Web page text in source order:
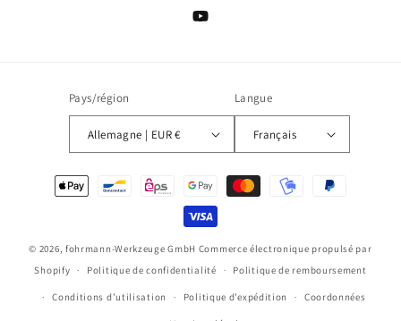
YouTube
Pays/région
Allemagne | EUR €
Langue
Français
Moyens
© 2026, fohrmann-Werkzeuge GmbH Commerce électronique propulsé par
Shopify
Politique de confidentialité Politique de remboursement
Conditions d’utilisation Politique d’expédition Coordonnées